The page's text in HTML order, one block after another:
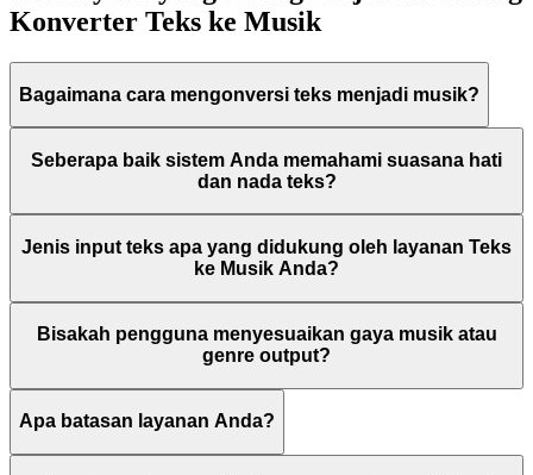
Konverter Teks ke Musik
Bagaimana cara mengonversi teks menjadi musik?
Seberapa baik sistem Anda memahami suasana hati
dan nada teks?
Jenis input teks apa yang didukung oleh layanan Teks
ke Musik Anda?
Bisakah pengguna menyesuaikan gaya musik atau
genre output?
Apa batasan layanan Anda?